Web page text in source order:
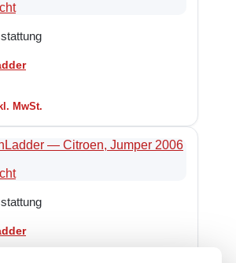
MwSt.